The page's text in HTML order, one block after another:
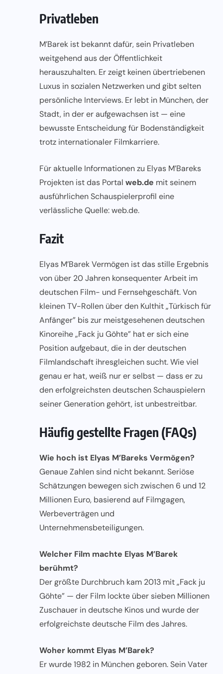
Privatleben
M’Barek ist bekannt dafür, sein Privatleben
weitgehend aus der Öffentlichkeit
herauszuhalten. Er zeigt keinen übertriebenen
Luxus in sozialen Netzwerken und gibt selten
persönliche Interviews. Er lebt in München, der
Stadt, in der er aufgewachsen ist — eine
bewusste Entscheidung für Bodenständigkeit
trotz internationaler Filmkarriere.
Für aktuelle Informationen zu Elyas M’Bareks
Projekten ist das Portal web.de mit seinem
ausführlichen Schauspielerprofil eine
verlässliche Quelle:web.de.
Fazit
Elyas M’Barek Vermögen ist das stille Ergebnis
von über 20 Jahren konsequenter Arbeit im
deutschen Film- und Fernsehgeschäft. Von
kleinen TV-Rollen über den Kulthit „Türkisch für
Anfänger” bis zur meistgesehenen deutschen
Kinoreihe „Fack ju Göhte” hat er sich eine
Position aufgebaut, die in der deutschen
Filmlandschaft ihresgleichen sucht. Wie viel
genau er hat, weiß nur er selbst — dass er zu
den erfolgreichsten deutschen Schauspielern
seiner Generation gehört, ist unbestreitbar.
Häufig gestellte Fragen (FAQs)
Wie hoch ist Elyas M’Bareks Vermögen?
Genaue Zahlen sind nicht bekannt. Seriöse
Schätzungen bewegen sich zwischen 6 und 12
Millionen Euro, basierend auf Filmgagen,
Werbeverträgen und
Unternehmensbeteiligungen.
Welcher Film machte Elyas M’Barek
berühmt?
Der größte Durchbruch kam 2013 mit „Fack ju
Göhte” — der Film lockte über sieben Millionen
Zuschauer in deutsche Kinos und wurde der
erfolgreichste deutsche Film des Jahres.
Woher kommt Elyas M’Barek?
Er wurde 1982 in München geboren. Sein Vater